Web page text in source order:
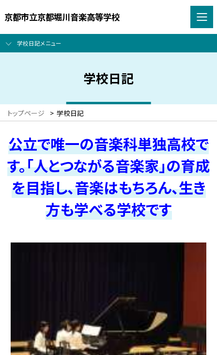
京都市立京都堀川音楽高等学校
学校日記メニュー
学校日記
トップページ > 学校日記
公立で唯一の音楽科単独高校で
す。「人とつながる音楽家」の育成
を目指し、音楽はもちろん、生き
方も学べる学校です